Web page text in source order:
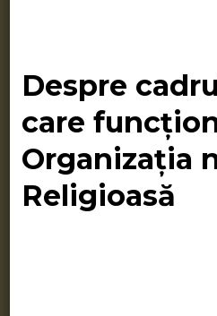
Despre
care
Organizația
Religioasă